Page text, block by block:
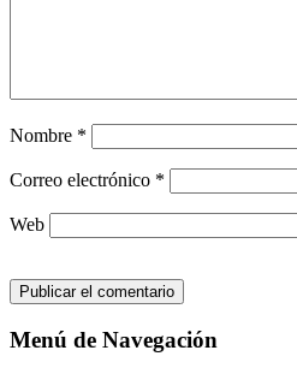
Nombre *
Correo electrónico *
Web
Menú de Navegación